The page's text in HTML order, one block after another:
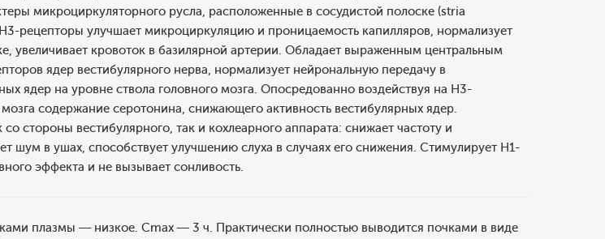
микроциркуляторного русла, расположенные в сосудистой полоске (stria
рецепторы улучшает микроциркуляцию и проницаемость капилляров, нормализует
увеличивает кровоток в базилярной артерии. Обладает выраженным центральным
ядер вестибулярного нерва, нормализует нейрональную передачу в
ядер на уровне ствола головного мозга. Опосредованно воздействуя на H3-
содержание серотонина, снижающего активность вестибулярных ядер.
стороны вестибулярного, так и кохлеарного аппарата: снижает частоту и
шум в ушах, способствует улучшению слуха в случаях его снижения. Стимулирует H1-
эффекта и не вызывает сонливость.
плазмы — низкое. Cmax — 3 ч. Практически полностью выводится почками в виде